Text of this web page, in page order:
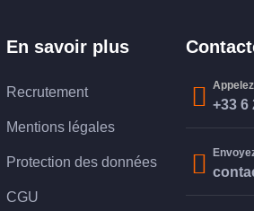
En savoir plus
Recrutement
Mentions légales
Protection des données
CGU
+33 6